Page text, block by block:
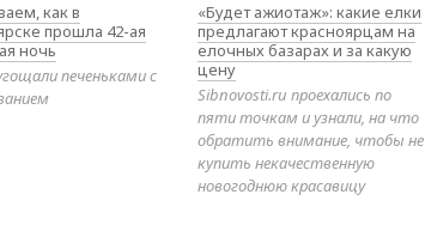
как в
прошла 42-ая
ночь
печеньками с
«Будет ажиотаж»: какие елки
предлагают красноярцам на
елочных базарах и за какую
цену
Sibnovosti.ru проехались по
пяти точкам и узнали, на что
обратить внимание, чтобы не
купить некачественную
новогоднюю красавицу